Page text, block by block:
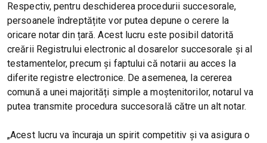
Respectiv, pentru deschiderea procedurii succesorale,
persoanele îndreptățite vor putea depune o cerere la
oricare notar din țară. Acest lucru este posibil datorită
creării Registrului electronic al dosarelor succesorale și al
testamentelor, precum și faptului că notarii au acces la
diferite registre electronice. De asemenea, la cererea
comună a unei majorități simple a moștenitorilor, notarul va
putea transmite procedura succesorală către un alt notar.
„Acest lucru va încuraja un spirit competitiv și va asigura o